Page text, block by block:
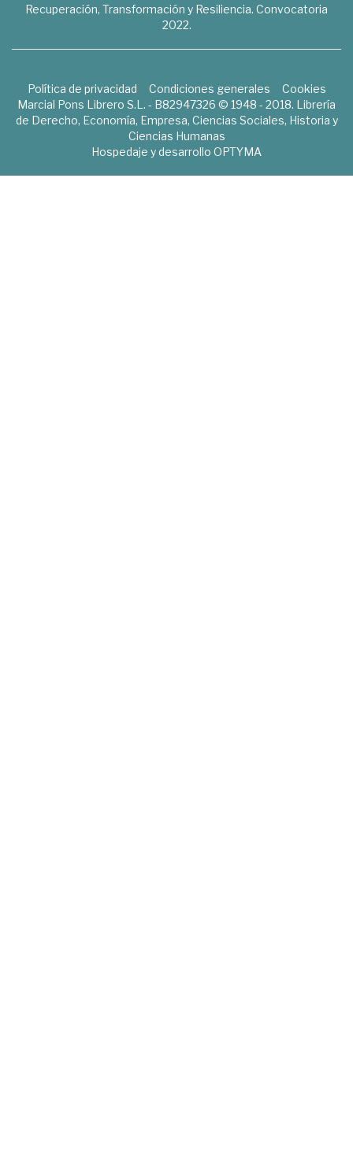
Recuperación, Transformación y Resiliencia. Convocatoria
2022.
Política de privacidad Condiciones generales
Cookies
Marcial Pons Librero S.L. - B82947326 © 1948 - 2018. Librería
de Derecho, Economía, Empresa, Ciencias Sociales, Historia y
Ciencias Humanas
Hospedaje y desarrollo OPTYMA